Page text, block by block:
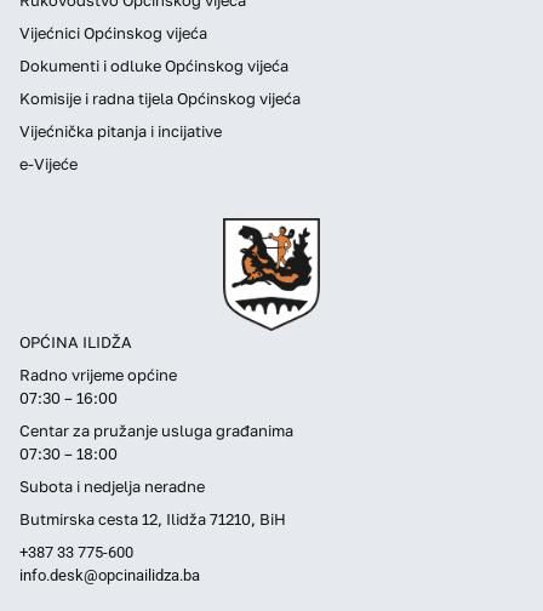
OPĆINA ILIDŽA
Radno vrijeme općine
07:30 – 16:00
Centar za pružanje usluga građanima
07:30 – 18:00
Subota i nedjelja neradne
Butmirska cesta 12, Ilidža 71210, BiH
+387 33 775-600
info.desk@opcinailidza.ba
Vijećnici Općinskog vijeća
Dokumenti i odluke Općinskog vijeća
Komisije i radna tijela Općinskog vijeća
Vijećnička pitanja i incijative
e-Vijeće